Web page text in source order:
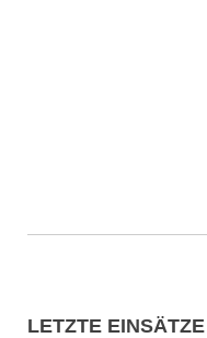
LETZTE EINSÄTZE